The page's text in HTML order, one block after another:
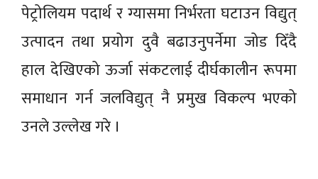
पेट्रोलियम पदार्थ र ग्यासमा निर्भरता घटाउन विद्युत्
उत्पादन तथा प्रयोग दुवै बढाउनुपर्नेमा जोड दिँदै
हाल देखिएको ऊर्जा संकटलाई दीर्घकालीन रूपमा
समाधान गर्न जलविद्युत् नै प्रमुख विकल्प भएको
उनले उल्लेख गरे ।